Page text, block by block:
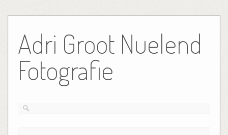
de
inhoud
Adri Groot Nuelend
Fotografie